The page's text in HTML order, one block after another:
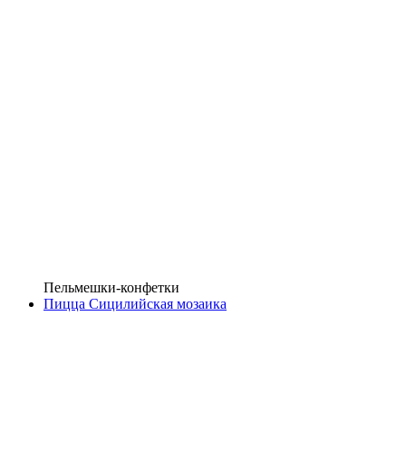
Пельмешки-конфетки
Пицца Сицилийская мозаика